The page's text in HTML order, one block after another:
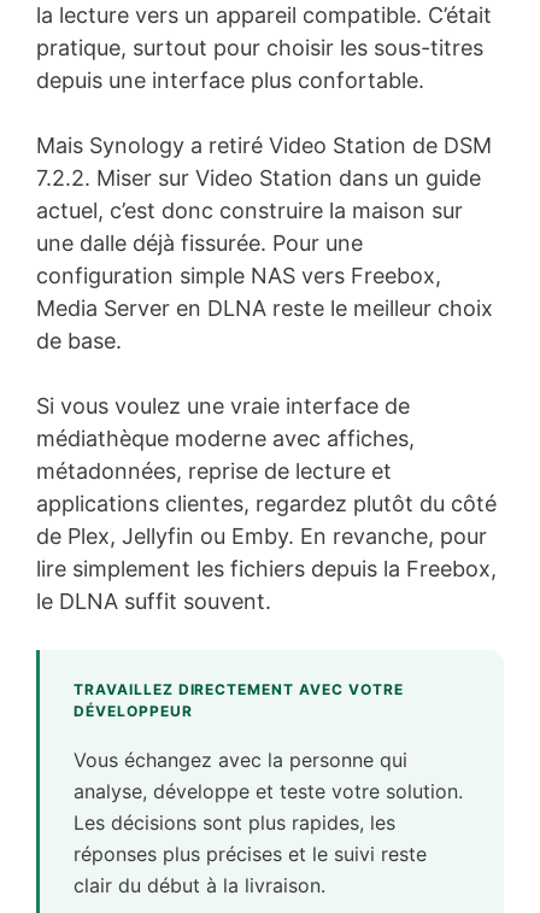
la lecture vers un appareil compatible. C’était
pratique, surtout pour choisir les sous-titres
depuis une interface plus confortable.
Mais Synology a retiré Video Station de DSM
7.2.2. Miser sur Video Station dans un guide
actuel, c’est donc construire la maison sur
une dalle déjà fissurée. Pour une
configuration simple NAS vers Freebox,
Media Server en DLNA reste le meilleur choix
de base.
Si vous voulez une vraie interface de
médiathèque moderne avec affiches,
métadonnées, reprise de lecture et
applications clientes, regardez plutôt du côté
de Plex, Jellyfin ou Emby. En revanche, pour
lire simplement les fichiers depuis la Freebox,
le DLNA suffit souvent.
TRAVAILLEZ DIRECTEMENT AVEC VOTRE
DÉVELOPPEUR
Vous échangez avec la personne qui
analyse, développe et teste votre solution.
Les décisions sont plus rapides, les
réponses plus précises et le suivi reste
clair du début à la livraison.